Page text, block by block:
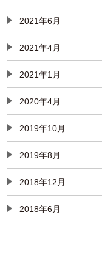
2021年6月
2021年4月
2021年1月
2020年4月
2019年10月
2019年8月
2018年12月
2018年6月